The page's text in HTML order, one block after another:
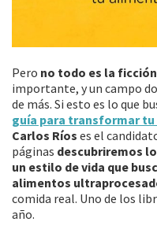
Pero no todo es la
importante, y un campo
de más. Si esto es lo que
guía para transformar
Carlos Ríos es el
páginas descubriremos
un estilo de vida que
alimentos
comida real. Uno de los
año.